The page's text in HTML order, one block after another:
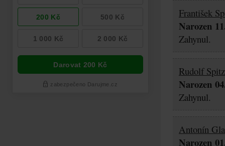
František
Narozen
Zahynul.
Rudolf
Narozen
Zahynul.
Antonín
Narozen